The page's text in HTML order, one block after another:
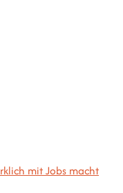
mit Jobs macht